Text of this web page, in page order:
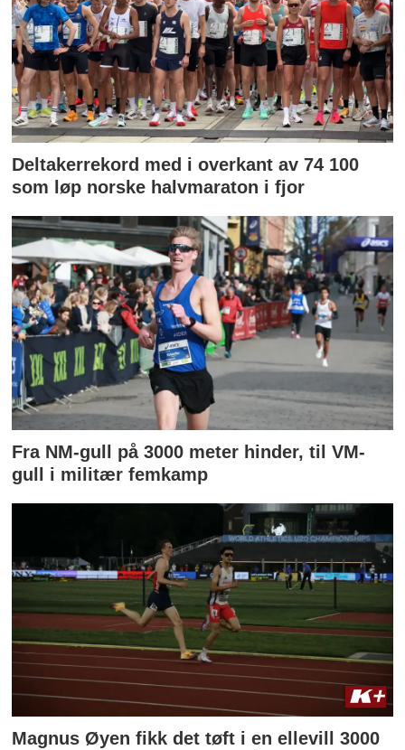
Deltakerrekord med i overkant av 74 100
som løp norske halvmaraton i fjor
Fra NM-gull på 3000 meter hinder, til VM-
gull i militær femkamp
Magnus Øyen fikk det tøft i en ellevill 3000